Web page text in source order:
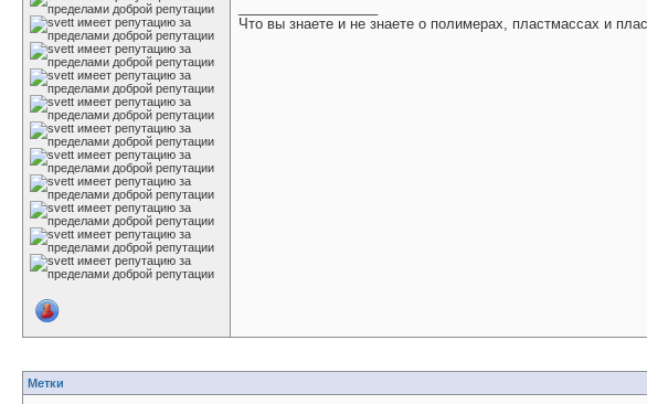
Что вы знаете и не знаете о полимерах, пластмассах и
Метки